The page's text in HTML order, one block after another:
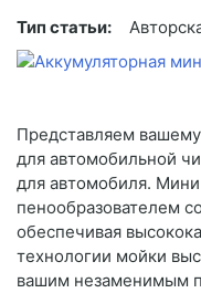
Тип статьи:
Представляем
для автомобильной
для автомобиля.
пенообразователем
обеспечивая
технологии мойки
вашим незаменимым